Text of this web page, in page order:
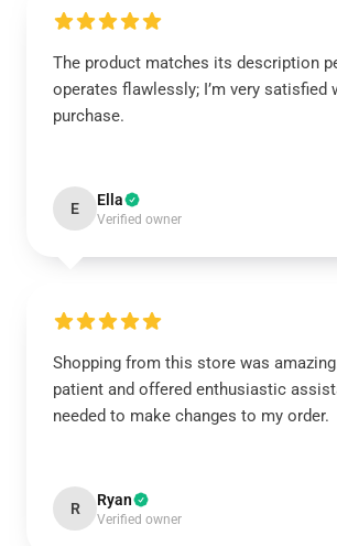
The product matches its description
operates flawlessly; I’m very satisfied
purchase.
E Ella
Verified owner
Shopping from this store was
patient and offered enthusiastic
needed to make changes to my order.
R Ryan
Verified owner